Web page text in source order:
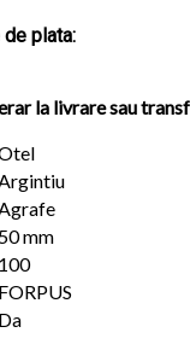
plata:
la livrare sau
50 mm
100
FORPUS
Da